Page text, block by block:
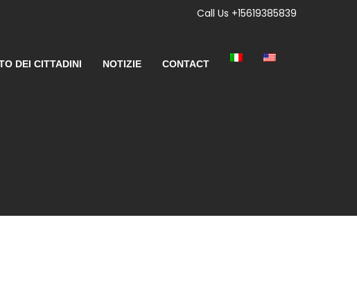
Call Us +15619385839
DEI CITTADINI NOTIZIE CONTACT